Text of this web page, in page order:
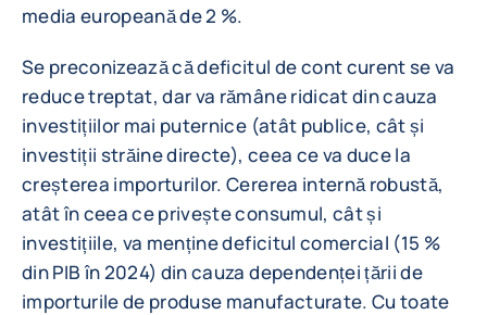
media europeană de 2 %.
Se preconizează că deficitul de cont curent se va
reduce treptat, dar va rămâne ridicat din cauza
investițiilor mai puternice (atât publice, cât și
investiții străine directe), ceea ce va duce la
creșterea importurilor. Cererea internă robustă,
atât în ceea ce privește consumul, cât și
investițiile, va menține deficitul comercial (15 %
din PIB în 2024) din cauza dependenței țării de
importurile de produse manufacturate. Cu toate